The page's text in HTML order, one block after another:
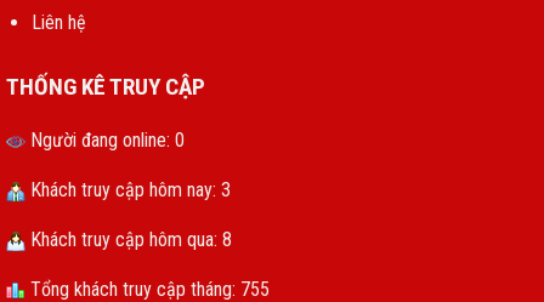
Liên hệ
THỐNG KÊ TRUY CẬP
Người đang online: 0
Khách truy cập hôm nay: 3
Khách truy cập hôm qua: 8
Tổng khách truy cập tháng: 755